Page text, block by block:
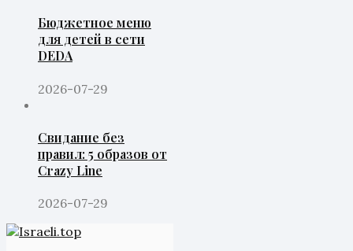
Бюджетное меню
для детей в сети
DEDA
2026-07-29
Свидание без
правил: 5 образов от
Crazy Line
2026-07-29